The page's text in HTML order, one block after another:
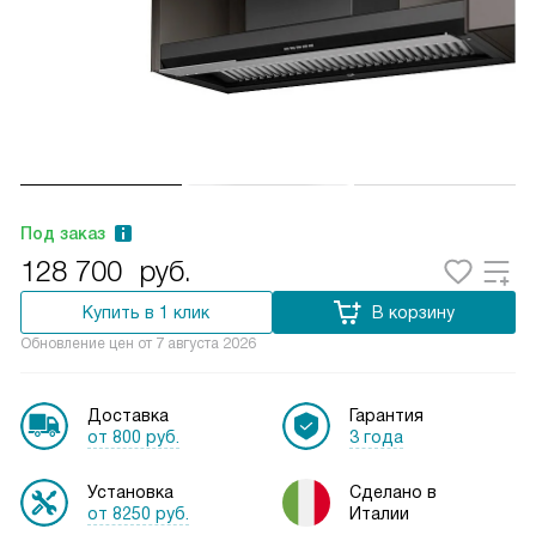
Под заказ
128 700 руб.
Купить в 1 клик В корзину
Обновление цен от 7 августа 2026
Доставка
от 800 руб.
Установка
от 8250 руб.
Гарантия
3 года
Сделано в
Италии